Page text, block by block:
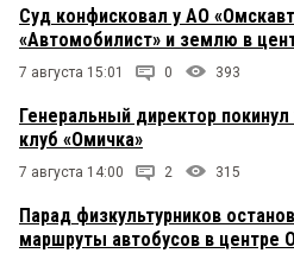
Суд конфисковал у АО
«Автомобилист» и землю в
7 августа 15:01 0 393
Генеральный директор
клуб «Омичка»
7 августа 14:00 2 315
Парад физкультурников
маршруты автобусов в центре